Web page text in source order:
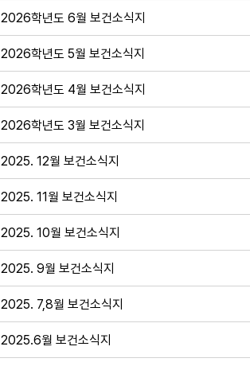
2026학년도 6월 보건소식지
2026학년도 5월 보건소식지
2026학년도 4월 보건소식지
2026학년도 3월 보건소식지
2025. 12월 보건소식지
2025. 11월 보건소식지
2025. 10월 보건소식지
2025. 9월 보건소식지
2025. 7,8월 보건소식지
2025.6월 보건소식지